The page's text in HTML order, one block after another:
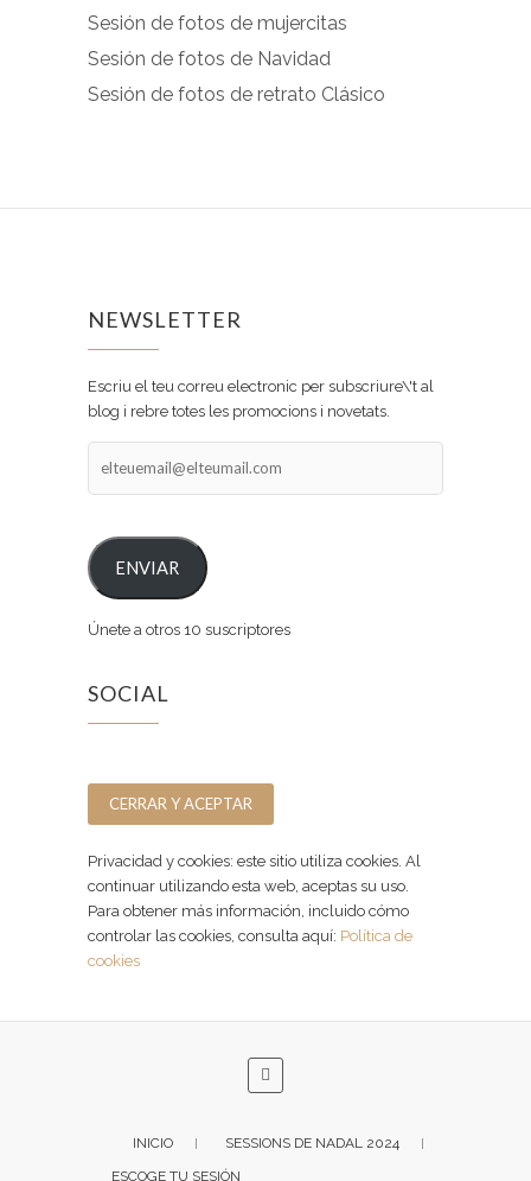
Sesión de fotos de mujercitas
Sesión de fotos de Navidad
Sesión de fotos de retrato Clásico
NEWSLETTER
Escriu el teu correu electronic per subscriure\'t al
blog i rebre totes les promocions i novetats.
ENVIAR
Únete a otros 10 suscriptores
SOCIAL
Privacidad y cookies: este sitio utiliza cookies. Al
continuar utilizando esta web, aceptas su uso.
Para obtener más información, incluido cómo
controlar las cookies, consulta aquí: Política de
cookies
INICIO
SESSIONS DE NADAL 2024
ESCOGE TU SESIÓN